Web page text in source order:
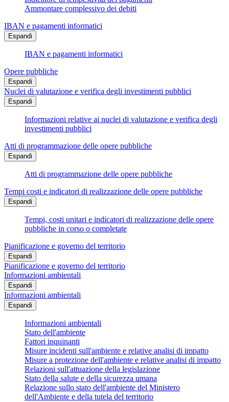
Ammontare complessivo dei debiti
IBAN e pagamenti informatici
Espandi
IBAN e pagamenti informatici
Opere pubbliche
Espandi
Nuclei di valutazione e verifica degli investimenti pubblici
Espandi
Informazioni relative ai nuclei di valutazione e verifica degli
investimenti pubblici
Atti di programmazione delle opere pubbliche
Espandi
Atti di programmazione delle opere pubbliche
Tempi costi e indicatori di realizzazione delle opere pubbliche
Espandi
Tempi, costi unitari e indicatori di realizzazione delle opere
pubbliche in corso o completate
Pianificazione e governo del territorio
Espandi
Pianificazione e governo del territorio
Informazioni ambientali
Espandi
Informazioni ambientali
Espandi
Informazioni ambientali
Stato dell'ambiente
Fattori inquinanti
Misure incidenti sull'ambiente e relative analisi di impatto
Misure a protezione dell'ambiente e relative analisi di impatto
Relazioni sull'attuazione della legislazione
Stato della salute e della sicurezza umana
Relazione sullo stato dell'ambiente del Ministero
dell'Ambiente e della tutela del territorio